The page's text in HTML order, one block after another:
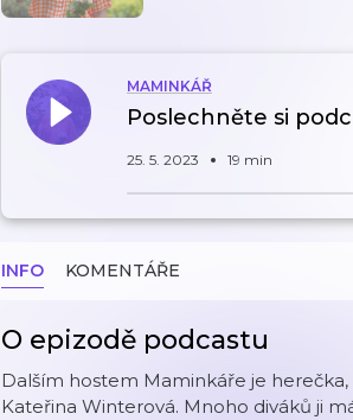
MAMINKÁŘ
Poslechněte si
25. 5. 2023 19 min
INFO KOMENTÁŘE
O epizodě podcastu
Dalším hostem Maminkáře je
Kateřina Winterová. Mnoho diváků ji